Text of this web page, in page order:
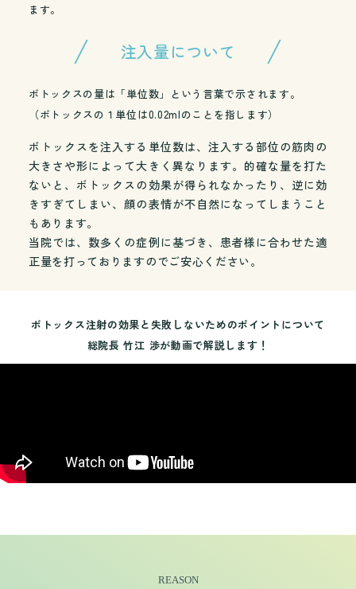
ます。
注入量について
ボトックスの量は「単位数」という言葉で示されます。
（ボトックスの１単位は0.02mlのことを指します）
ボトックスを注入する単位数は、注入する部位の筋肉の
大きさや形によって大きく異なります。的確な量を打た
ないと、ボトックスの効果が得られなかったり、逆に効
きすぎてしまい、顔の表情が不自然になってしまうこと
もあります。
当院では、数多くの症例に基づき、患者様に合わせた適
正量を打っておりますのでご安心ください。
ボトックス注射の効果と失敗しないためのポイントについて
総院長 竹江 渉が動画で解説します！
REASON